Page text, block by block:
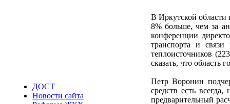
ДОСТ
Новости сайта
В Иркутской области
8% больше, чем за
конференции
транспорта и
теплоисточников
сказать, что область
Петр Воронин
средств есть
предварительный